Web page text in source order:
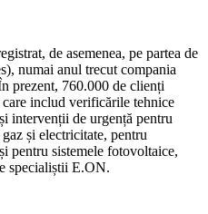
de asemenea, pe partea de
numai anul trecut compania
prezent, 760.000 de clienți
includ verificările tehnice
intervenții de urgență pentru
și electricitate, pentru
pentru sistemele fotovoltaice,
specialiștii E.ON.